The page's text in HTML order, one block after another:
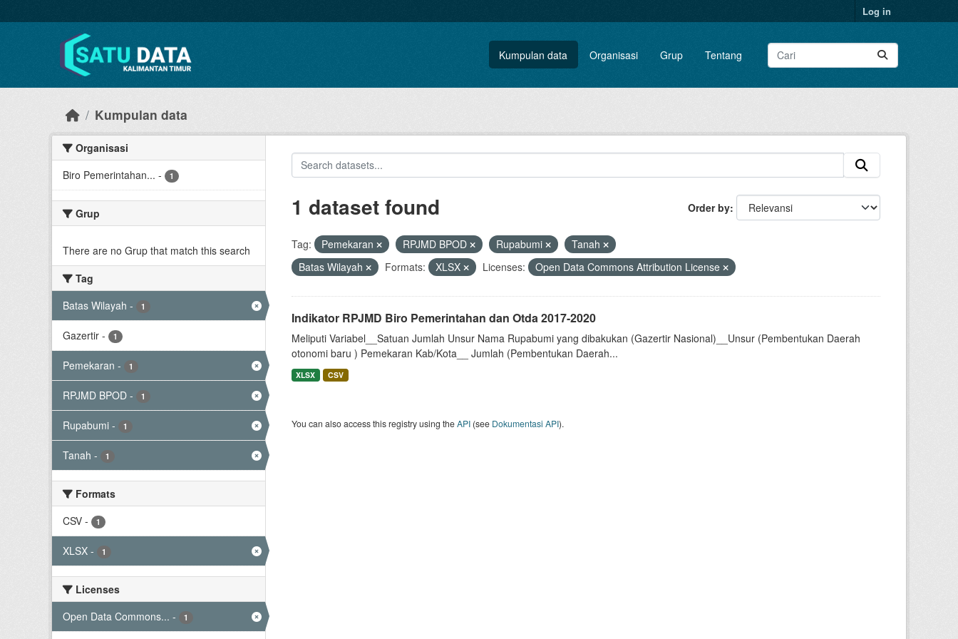
Log in
Kumpulan data Organisasi Grup Tentang
Kumpulan data
Organisasi
Biro Pemerintahan... - 1
Grup
There are no Grup that match this search
Tag
Batas Wilayah - 1
Gazertir - 1
Pemekaran - 1
RPJMD BPOD - 1
Rupabumi - 1
Tanah - 1
Formats
CSV - 1
XLSX - 1
Licenses
Open Data Commons... - 1
Order by
1 dataset found
Tag: Pemekaran RPJMD BPOD Rupabumi
Tanah
Batas Wilayah
Formats: XLSX Licenses: Open Data Commons Attribution License
Indikator RPJMD Biro Pemerintahan dan Otda 2017-2020
Meliputi Variabel__Satuan Jumlah Unsur Nama Rupabumi yang dibakukan (Gazertir Nasional)__Unsur (Pembentukan Daerah
otonomi baru ) Pemekaran Kab/Kota__ Jumlah (Pembentukan Daerah...
XLSX CSV
You can also access this registry using theAPI(see Dokumentasi API).